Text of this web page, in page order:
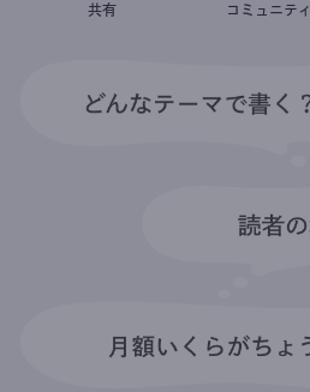
共有
コミュニティ